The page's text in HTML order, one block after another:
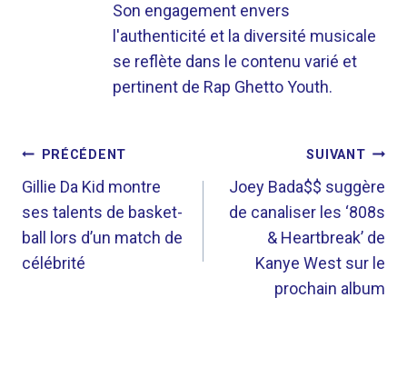
Son engagement envers
l'authenticité et la diversité musicale
se reflète dans le contenu varié et
pertinent de Rap Ghetto Youth.
NAVIGATION
DE
L’ARTICLE
PRÉCÉDENT
Gillie Da Kid montre
ses talents de basket-
ball lors d’un match de
célébrité
SUIVANT
Joey Bada$$ suggère
de canaliser les ‘808s
& Heartbreak’ de
Kanye West sur le
prochain album